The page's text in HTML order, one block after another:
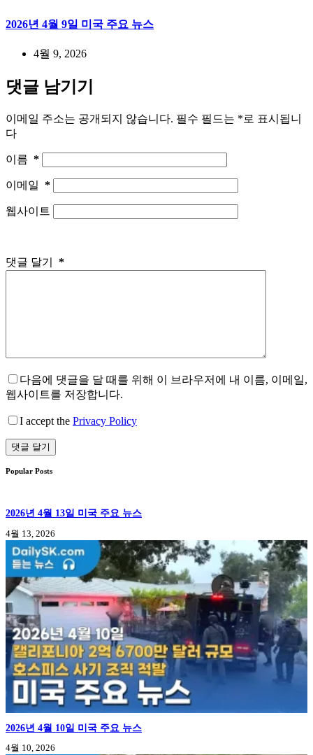
2026년 4월 9일 미국 주요 뉴스
4월 9, 2026
댓글 남기기
이메일 주소는 공개되지 않습니다. 필수 필드는 *로 표시됩니
다
이름 *
이메일 *
웹사이트
댓글 달기 *
다음에 댓글을 달 때를 위해 이 브라우저에 내 이름, 이메일,
웹사이트를 저장합니다.
I accept the Privacy Policy
댓글 달기
Popular Posts
2026년 4월 13일 미국 주요 뉴스
4월 13, 2026
2026년 4월 10일 미국 주요 뉴스
4월 10, 2026